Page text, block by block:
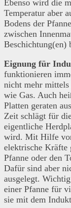
Ebenso wird die
Temperatur aber
Bodens der
zwischen
Beschichtung(en)
Eignung für
funktionieren
nicht mehr
wie Gas. Auch
Platten geraten
Zeit schlägt für
eigentliche
wird. Mit Hilfe
elektrische Kräfte
Pfanne oder den
Dafür sind aber
ausgelegt.
einer Pfanne für
sie mit dem